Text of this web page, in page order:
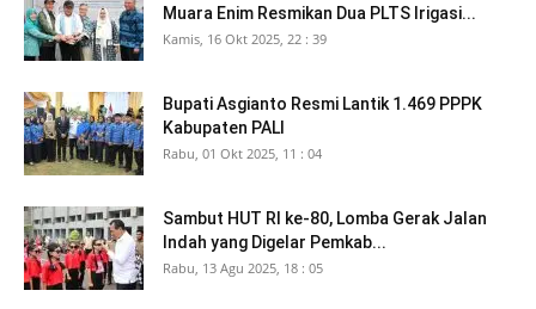
Muara Enim Resmikan Dua PLTS Irigasi...
Kamis, 16 Okt 2025, 22 : 39
Bupati Asgianto Resmi Lantik 1.469 PPPK
Kabupaten PALI
Rabu, 01 Okt 2025, 11 : 04
Sambut HUT RI ke-80, Lomba Gerak Jalan
Indah yang Digelar Pemkab...
Rabu, 13 Agu 2025, 18 : 05